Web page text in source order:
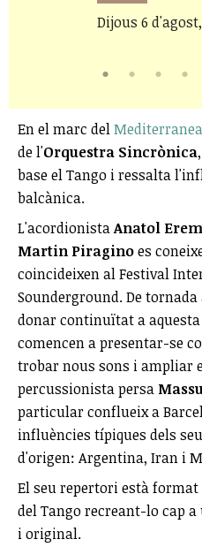
Dijous 6
En el marc del
de l'Orquestra Sincrònica
base el Tango i ressalta
balcànica.
L'acordionistaAnatol
Martin Piraginoes
coincideixen al Festival
Sounderground. De
donar continuïtat a
comencen a presentar-se
trobar nous sons i ampliar
percussionista persa
particular conflueix a
influències típiques dels
d'origen: Argentina, Iran i
El seu repertori està
del Tango recreant-lo cap
i original.